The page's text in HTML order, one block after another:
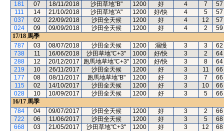
181
07 18/11/2018 沙田草地"B" 1200 好 4 7
57
111
14 21/10/2018 沙田草地"A" 1200 好/快 4 5
57
037
02 22/09/2018 沙田全天候 1200 好 4 12
57
024
09 09/09/2018 沙田全天候 1200 好 4 2
59
17/18 馬季
787
03 08/07/2018 沙田全天候 1200 濕慢 3 3
62
738
11 16/06/2018 沙田草地"C+3" 1000 好/快 3 2
64
288
12 20/12/2017 跑馬地草地"C+3" 1200 好/快 3 8
64
219
10 26/11/2017 沙田全天候 1200 好 3 11
66
177
08 08/11/2017 跑馬地草地"B" 1200 好 3 7
66
115
02 14/10/2017 沙田全天候 1200 好 3 10
66
028
10 10/09/2017 沙田全天候 1200 好 3 5
66
16/17 馬季
784
04 09/07/2017 沙田全天候 1200 好 3 2
66
722
06 11/06/2017 沙田全天候 1200 好 3 5
68
668
03 21/05/2017 沙田草地"C+3" 1200 好 3 12
68